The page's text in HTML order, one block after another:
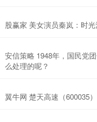
股赢家 美女演员秦岚：时光
安信策略 1948年，国民党
么处理的呢？
翼牛网 楚天高速（600035